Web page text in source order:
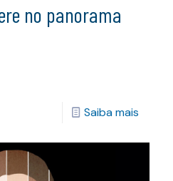
no panorama
Saiba mais